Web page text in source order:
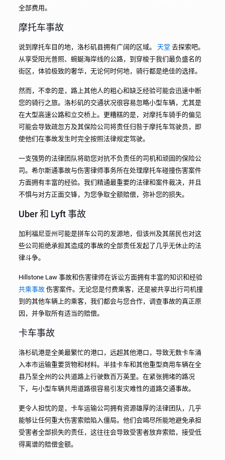
全部费用。
摩托车事故
说到摩托车目的地，洛杉矶县拥有广阔的区域。 天堂 去探索吧。
从享受阳光普照、蜿蜒海岸线的公路，到穿梭于我们最负盛名的
街区，体验极致的奢华，无论何时何地，骑行都是绝佳的选择。
然而，不幸的是，路上其他人的粗心和缺乏经验可能会迅速中断
您的骑行之旅。洛杉矶的交通状况很容易忽略小型车辆，尤其是
在大型高速公路和立交桥上。更糟糕的是，对摩托车骑手的偏见
可能会导致疏忽方及其保险公司将责任归咎于摩托车驾驶员，即
使他们在事故发生时完全按照法律规定驾驶。
一支强势的法律团队将助您对抗不负责任的司机和顽固的保险公
司。希尔斯通事故与伤害律师事务所在处理摩托车碰撞伤害案件
方面拥有丰富的经验。我们精通最重要的法律和案件裁决，并且
不惧与对方正面交锋，为您争取全额赔偿，弥补您的损失。
Uber 和 Lyft 事故
加利福尼亚州可能是拼车公司的发源地，但该州及其居民也对这
些公司拒绝承担其造成的事故的全部责任发起了几乎无休止的法
律斗争。
Hillstone Law 事故和伤害律师在诉讼方面拥有丰富的知识和经验
共乘事故伤害案件。无论您是付费乘客，还是被共享出行司机撞
到的其他车辆上的乘客，我们都会与您合作，调查事故的真正原
因，并争取所有适当的赔偿。
卡车事故
洛杉矶港是全美最繁忙的港口，远超其他港口，导致无数卡车涌
入本市运输重要货物和材料。半挂卡车和其他重型商用车辆在全
县乃至全州的公共道路上行驶数百万英里。在紧张拥堵的路况
下，与小型车辆共用道路很容易引发灾难性的道路交通事故。
更令人担忧的是，卡车运输公司拥有资源雄厚的法律团队，几乎
能够让任何重大伤害索赔陷入僵局。他们会竭尽所能地避免承担
受害者全部损失的责任，这往往会导致受害者放弃索赔，接受低
得离谱的赔偿金额。